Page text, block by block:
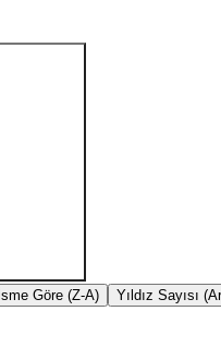
İsme Göre (Z-A) Yıldız Sayısı